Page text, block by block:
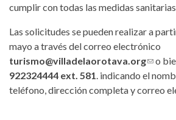
cumplir con todas las medidas
Las solicitudes se pueden realizar a
mayo a través del correo electrónico
turismo@villadelaorotava.org(link
o
922324444 ext. 581. indicando el
teléfono, dirección completa y correo